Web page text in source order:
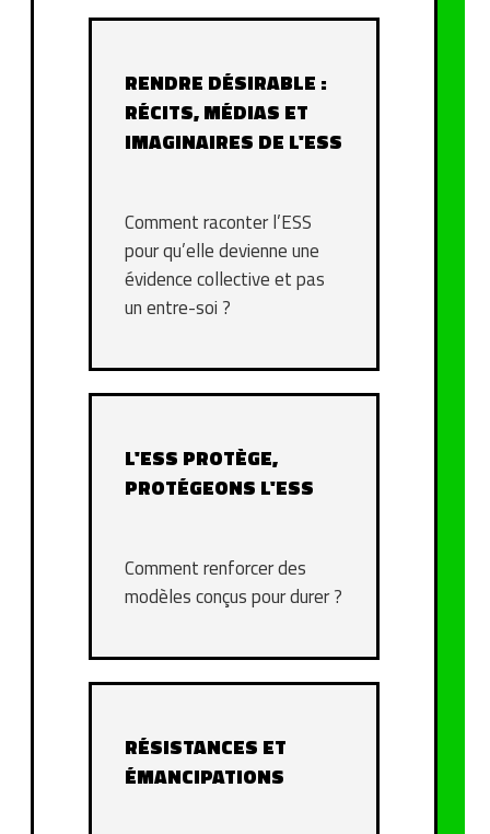
RENDRE DÉSIRABLE :
RÉCITS, MÉDIAS ET
IMAGINAIRES DE L'ESS
Comment raconter l’ESS
pour qu’elle devienne une
évidence collective et pas
un entre-soi ?
L'ESS PROTÈGE,
PROTÉGEONS L'ESS
Comment renforcer des
modèles conçus pour durer ?
RÉSISTANCES ET
ÉMANCIPATIONS